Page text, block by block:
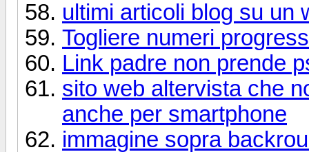
ultimi articoli blog su un
Togliere numeri
Link padre non prende
sito web altervista che
anche per smartphone
immagine sopra